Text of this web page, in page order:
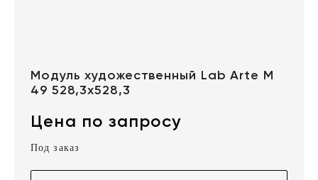
Модуль художественный Lab Arte М
49 528,3х528,3
Цена по запросу
Под заказ